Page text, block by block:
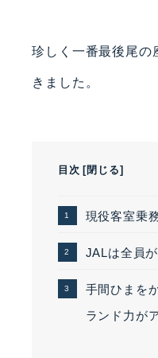
珍しく一番最後尾の
きました。
目次 [閉じる]
現役客室乗
JALは全員
手間ひまを
ランド力が